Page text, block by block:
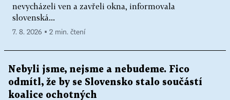
nevycházeli ven a zavřeli okna, informovala
slovenská...
7. 8. 2026 ▪ 2 min. čtení
Nebyli jsme, nejsme a nebudeme. Fico
odmítl, že by se Slovensko stalo součástí
koalice ochotných